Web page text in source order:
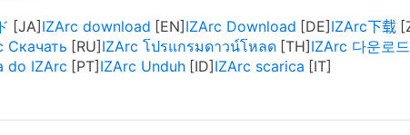
IZArc download IZArc Download IZArc下载
Скачать IZArc โปรแกรมดาวน์โหลด IZArc 다운로드
do IZArc IZArc Unduh IZArc scarica